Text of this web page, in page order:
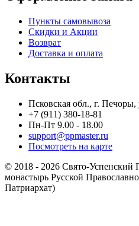
Пункты самовывоза
Скидки и Акции
Возврат
Доставка и оплата
Контакты
Псковская обл., г.
+7 (911) 380-18-81
Пн-Пт 9.00 - 18.00
support@ppmaster.ru
Посмотреть на карте
© 2018 - 2026 Свято-Успенский
монастырь Русской
Патриархат)